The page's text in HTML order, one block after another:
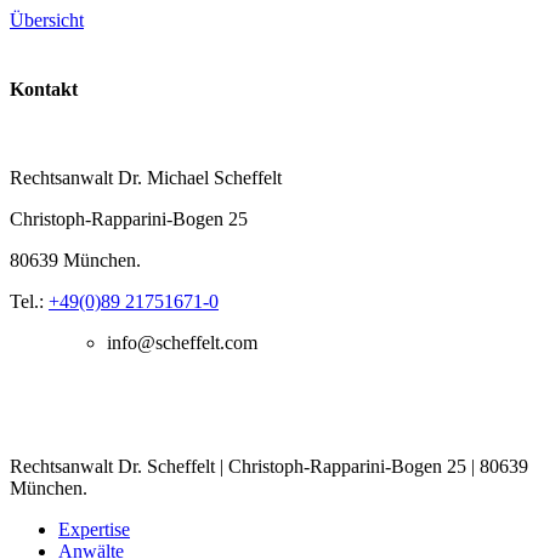
Übersicht
Kontakt
Rechtsanwalt Dr. Michael Scheffelt
Christoph-Rapparini-Bogen 25
80639 München.
Tel.: +49(0)89 21751671-0
info@scheffelt.com
Rechtsanwalt Dr. Scheffelt | Christoph-Rapparini-Bogen 25 | 80639
München.
Expertise
Anwälte